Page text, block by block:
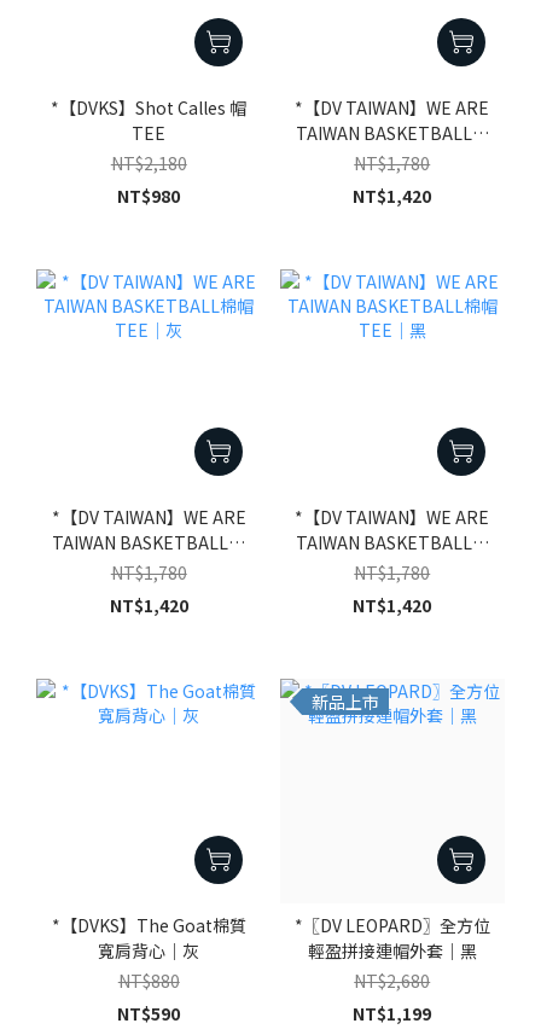
*【DVKS】Shot Calles 帽
TEE
NT$2,180
NT$980
*【DV TAIWAN】WE ARE
TAIWAN BASKETBALL棉
帽TEE｜白
NT$1,780
NT$1,420
*【DV TAIWAN】WE ARE
TAIWAN BASKETBALL棉
帽TEE｜灰
NT$1,780
NT$1,420
*【DV TAIWAN】WE ARE
TAIWAN BASKETBALL棉
帽TEE｜黑
NT$1,780
NT$1,420
*【DVKS】The Goat棉質
寬肩背心｜灰
NT$880
NT$590
新品上市
*〖DV LEOPARD〗全方位
輕盈拼接連帽外套｜黑
NT$2,680
NT$1,199